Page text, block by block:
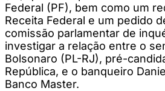
Federal (PF), bem como um
Receita Federal e um pedido
comissão parlamentar de
investigar a relação entre o
Bolsonaro (PL-RJ), pré-
República, e o banqueiro
Banco Master.